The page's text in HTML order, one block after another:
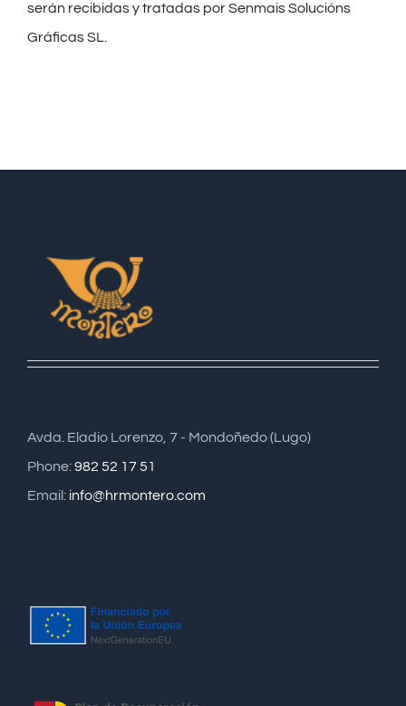
serán recibidas y tratadas por Senmais Solucións
Gráficas SL.
Avda. Eladio Lorenzo, 7 - Mondoñedo (Lugo)
Phone:982 52 17 51
Email: info@hrmontero.com